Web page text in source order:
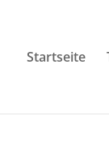
Startseite